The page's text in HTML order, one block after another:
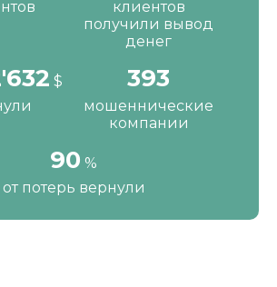
клиентов
получили вывод
денег
$
484
мошеннические
компании
111 %
от потерь вернули